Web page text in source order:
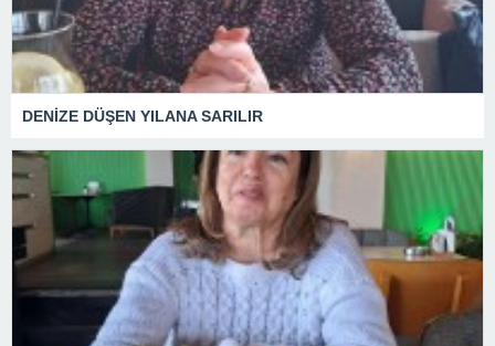
DENİZE DÜŞEN YILANA SARILIR